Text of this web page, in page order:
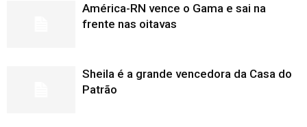
América-RN vence o Gama e sai na
frente nas oitavas
Sheila é a grande vencedora da Casa do
Patrão